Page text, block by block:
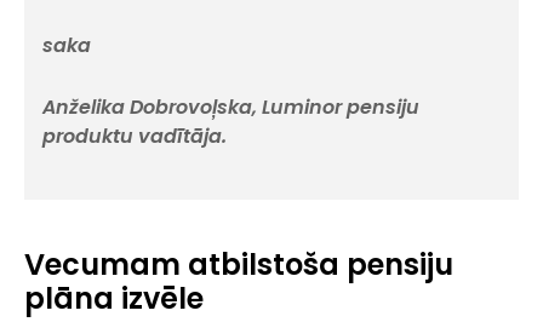
saka
Anželika Dobrovoļska, Luminor pensiju
produktu vadītāja.
Vecumam atbilstoša pensiju
plāna izvēle